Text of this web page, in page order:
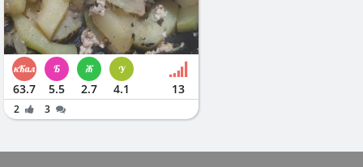
63.7 5.5 2.7 4.1 13
2 3